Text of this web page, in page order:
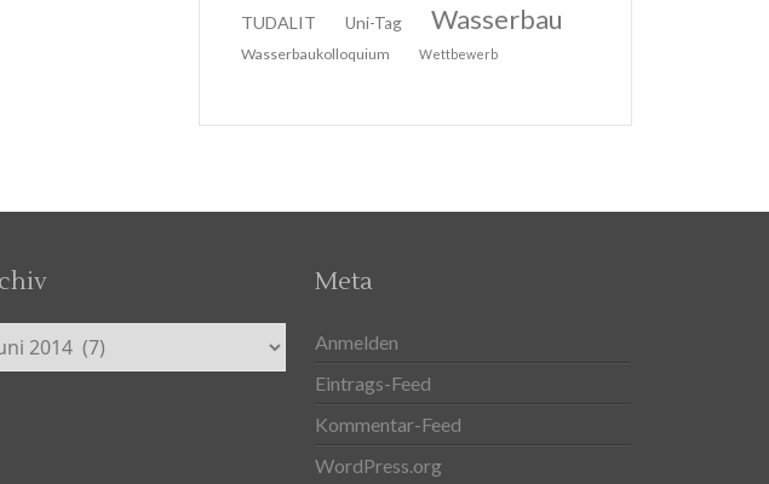
TUDALIT Uni-Tag Wasserbau
Wasserbaukolloquium Wettbewerb
Meta
Anmelden
Eintrags-Feed
Kommentar-Feed
WordPress.org